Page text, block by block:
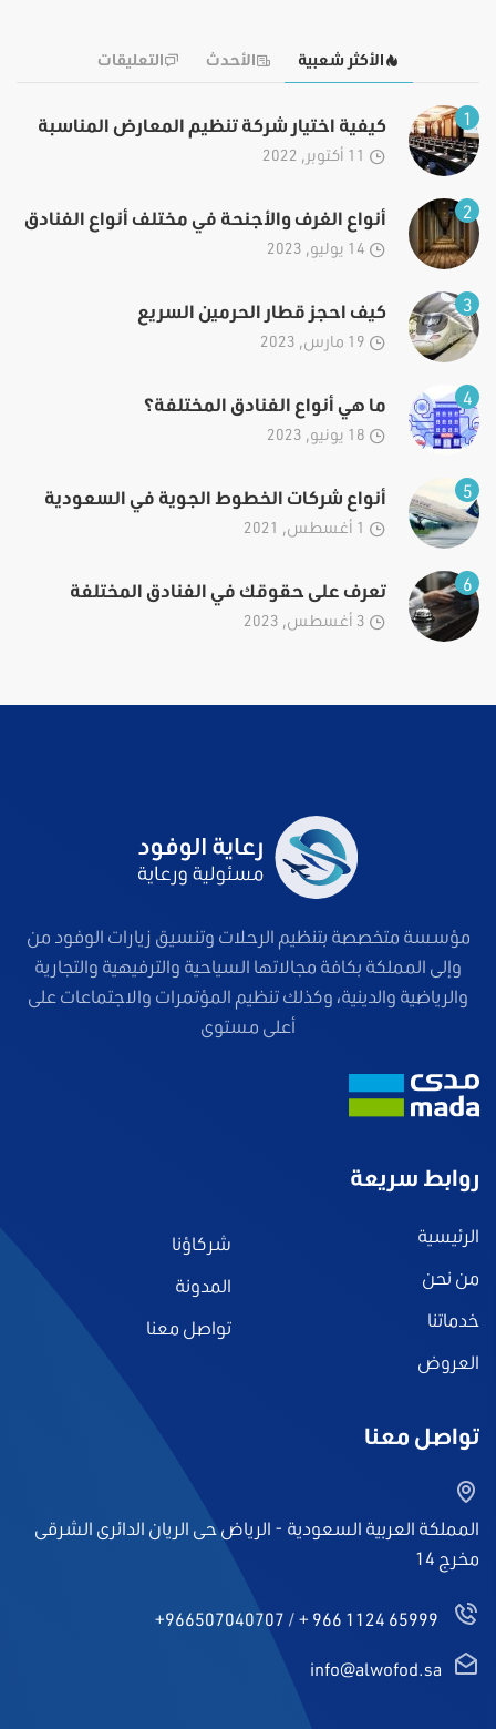
الأكثر شعبية الأحدث التعليقات
1 كيفية اختيار شركة تنظيم المعارض المناسبة
2 أنواع الغرف والأجنحة في مختلف أنواع الفنادق
3 كيف احجز قطار الحرمين السريع
4 ما هي أنواع الفنادق المختلفة؟
5 أنواع شركات الخطوط الجوية في السعودية
6 تعرف على حقوقك في الفنادق المختلفة
مؤسسة متخصصة بتنظيم الرحلات وتنسيق زيارات الوفود من
وإلى المملكة بكافة مجالاتها السياحية والترفيهية والتجارية
والرياضية والدينية، وكذلك تنظيم المؤتمرات والاجتماعات على
أعلى مستوى
روابط سريعة
الرئيسية
من نحن
خدماتنا
العروض
شركاؤنا
المدونة
تواصل معنا
تواصل معنا
المملكة العربية السعودية - الرياض حى الريان الدائرى الشرقى
مخرج 14
+ 966 1124 65999
/
+966507040707
info@alwofod.sa